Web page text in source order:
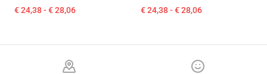
€ 24,38 - € 28,06 € 24,38 - € 28,06